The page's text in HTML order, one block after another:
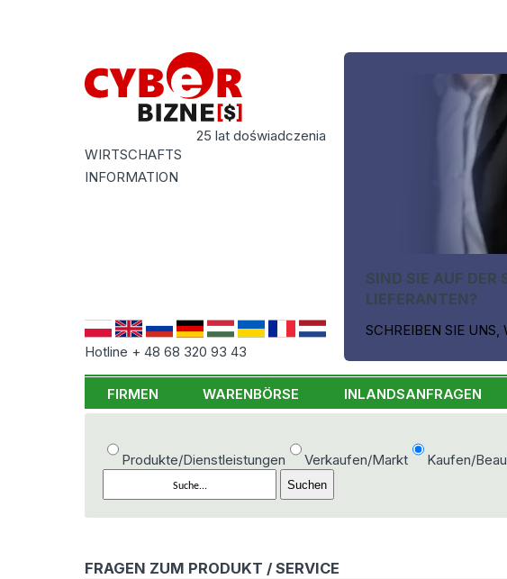
25 lat doświadczenia
WIRTSCHAFTS
INFORMATION
Hotline + 48 68 320 93 43
SIND SIE AUF DER
LIEFERANTEN?
SCHREIBEN SIE UNS,
FIRMEN WARENBÖRSE INLANDSANFRAGEN
Produkte/Dienstleistungen Verkaufen/Markt Kaufen/
FRAGEN ZUM PRODUKT / SERVICE